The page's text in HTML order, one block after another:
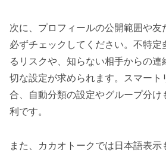
次に、プロフィールの公開範囲や友
必ずチェックしてください。不特定
るリスクや、知らない相手からの連
切な設定が求められます。スマート
合、自動分類の設定やグループ分け
利です。
また、カカオトークでは日本語表示